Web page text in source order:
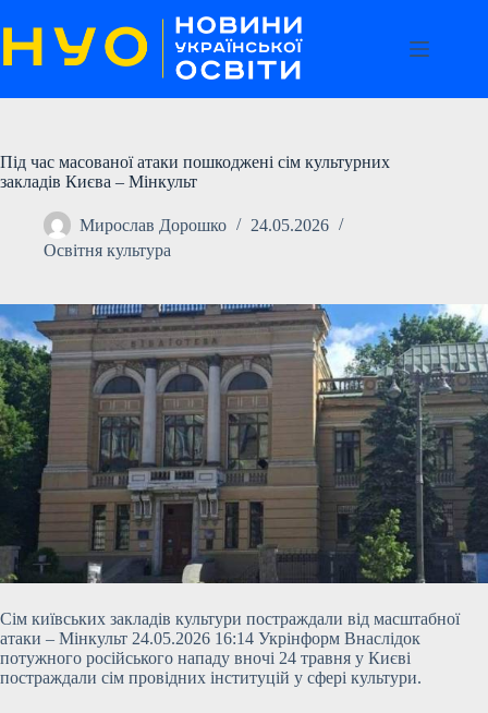
до
вмісту
Під час масованої атаки пошкоджені сім культурних
закладів Києва – Мінкульт
Мирослав Дорошко
24.05.2026
Освітня культура
Сім київських закладів культури постраждали від масштабної
атаки – Мінкульт 24.05.2026 16:14 Укрінформ Внаслідок
потужного російського нападу вночі 24 травня у Києві
постраждали сім провідних інституцій у сфері культури.